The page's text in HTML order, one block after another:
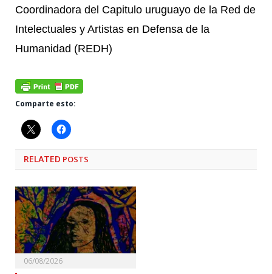
Coordinadora del Capitulo uruguayo de la Red de
Intelectuales y Artistas en Defensa de la
Humanidad (REDH)
Comparte esto:
RELATED POSTS
06/08/2026